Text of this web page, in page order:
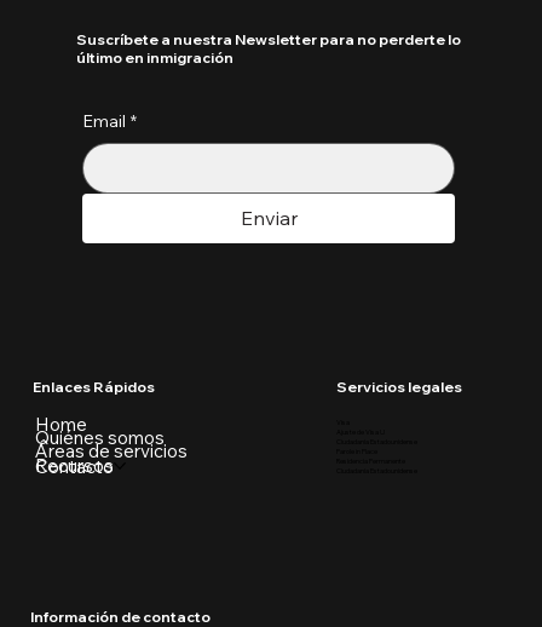
Email *
Enviar
Suscríbete a nuestra Newsletter para no perderte lo
último en inmigración
Enlaces Rápidos
Home
Quiénes somos
Áreas de servicios
Recursos
Contacto
Servicios legales
Información de contacto